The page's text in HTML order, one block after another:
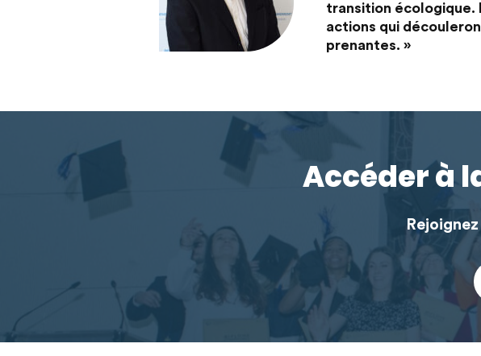
transition écologique.
actions qui
prenantes. »
Accéder à